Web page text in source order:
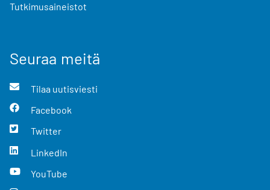
Tutkimusaineistot
Seuraa meitä
Tilaa uutisviesti
Facebook
Twitter
LinkedIn
YouTube